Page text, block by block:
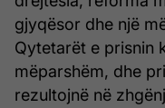
gjyqësor dhe një
Qytetarët e prisnin
mëparshëm, dhe
rezultojnë në